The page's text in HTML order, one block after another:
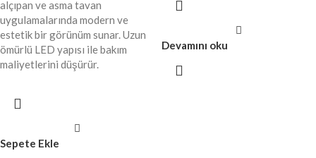
alçıpan ve asma tavan
uygulamalarında modern ve
estetik bir görünüm sunar. Uzun
ömürlü LED yapısı ile bakım
maliyetlerini düşürür.
Sepete Ekle
Devamını oku